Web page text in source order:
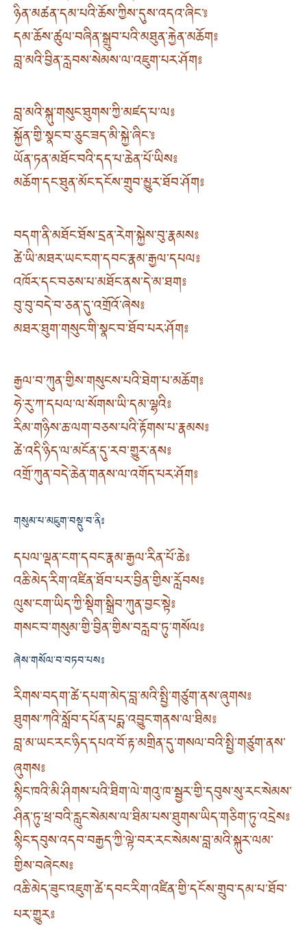
ཉིན་མཚན་དམ་པའི་ཆོས་ཀྱིས་དུས་འདའ་ཞིང་༔
དམ་ཆོས་ཚུལ་བཞིན་སྒྲུབ་པའི་མཐུན་རྐྱེན་མཆོག༔
བླ་མའི་བྱིན་རླབས་སེམས་ལ་འཇུག་པར་ཤོག༔
བླ་མའི་སྐུ་གསུང་ཐུགས་ཀྱི་མཛད་པ་ལ༔
སྐྱོན་གྱི་སྣང་བ་ཅུང་ཟད་མི་སྐྱེ་ཞིང་༔
ཡོན་ཏན་མཐོང་བའི་དད་པ་ཆེན་པོ་ཡིས༔
མཆོག་དང་ཐུན་མོང་དངོས་གྲུབ་མྱུར་ཐོབ་ཤོག༔
བདག་ནི་མཐོང་ཐོས་དྲན་རེག་སྐྱེས་བུ་རྣམས༔
ཚེ་ཡི་མཐར་ཡང་ངག་དབང་རྣམ་རྒྱལ་དཔལ༔
འཁོར་དང་བཅས་པ་མཐོང་ནས་དེ་མ་ཐག༔
བུ་བུ་བདེ་བ་ཅན་དུ་འགྲོའོ་ཞེས༔
མཐར་ཐུག་གསུང་གི་སྣང་བ་ཐོབ་པར་ཤོག༔
རྒྱལ་བ་ཀུན་གྱིས་གསུངས་པའི་ཐེག་པ་མཆོག༔
ཧེ་རུ་ཀ་དཔལ་ལ་སོགས་ཡི་དམ་ལྷའི༔
རིམ་གཉིས་ཆ་ལག་བཅས་པའི་རྟོགས་པ་རྣམས༔
ཚེ་འདི་ཉིད་ལ་མངོན་དུ་རབ་གྱུར་ནས༔
འགྲོ་ཀུན་བདེ་ཆེན་གནས་ལ་འགོད་པར་ཤོག༔
གསུམ་པ་མཇུག་བསྡུ་བ་ནི༔
དཔལ་ལྡན་ངག་དབང་རྣམ་རྒྱལ་རིན་པོ་ཆེ༔
འཆི་མེད་རིག་འཛིན་ཐོབ་པར་བྱིན་གྱིས་རློབས༔
ལུས་ངག་ཡིད་ཀྱི་སྡིག་སྒྲིབ་ཀུན་བྱང་སྟེ༔
གསང་བ་གསུམ་གྱི་བྱིན་གྱིས་བརླབ་ཏུ་གསོལ༔
ཞེས་གསོལ་བ་བཏབ་པས༔
རིགས་བདག་ཚེ་དཔག་མེད་བླ་མའི་སྤྱི་གཙུག་ནས་ཞུགས༔
ཐུགས་ཀའི་སློབ་དཔོན་པདྨ་འབྱུང་གནས་ལ་ཐིམ༔
བླ་མ་ཡང་རང་ཉིད་དཔའ་བོ་རྟ་མགྲིན་དུ་གསལ་བའི་སྤྱི་གཙུག་ནས་
ཞུགས༔
སྙིང་ཁའི་མི་ཤིགས་པའི་ཐིག་ལེ་གའུ་ཁ་སྦྱར་གྱི་དབུས་སུ་རང་སེམས་
ཤིན་ཏུ་ཕྲ་བའི་རླུང་སེམས་ལ་ཐིམ་པས་ཐུགས་ཡིད་གཅིག་ཏུ་འདྲེས༔
སྙིང་དབུས་འདབ་བརྒྱད་ཀྱི་ལྟེ་བར་རང་སེམས་བླ་མའི་སྐུར་ལམ་
གྱིས་བཞེངས༔
འཆི་མེད་ཟུང་འཇུག་ཚེ་དབང་རིག་འཛིན་གྱི་དངོས་གྲུབ་དམ་པ་ཐོབ་
པར་གྱུར༔